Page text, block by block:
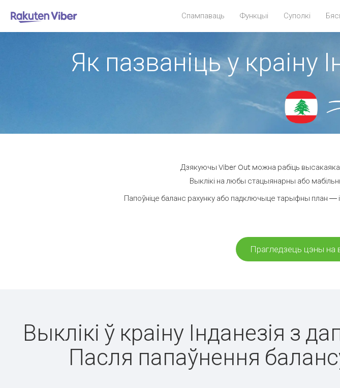
Спампаваць Функцыі Суполкі
Як пазваніць у краіну
Дзякуючы Viber Out можна рабіць
Выклікі на любы стацыянарны або
Папоўніце баланс рахунку або падключыце тарыфны план — і
Прагледзець цэны на
Выклікі ў краіну Інданезія з
Пасля папаўнення